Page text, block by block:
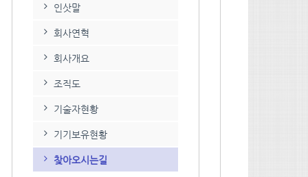
인삿말
회사연혁
회사개요
조직도
기술자현황
기기보유현황
찾아오시는길